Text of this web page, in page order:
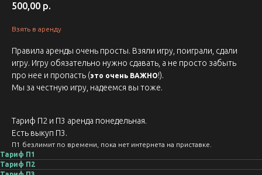
500,00 р.
Взять в аренду
Правила аренды очень просты. Взяли игру, поиграли, сдали
игру. Игру обязательно нужно сдавать, а не просто забыть
про нее и пропасть (это очень ВАЖНО!).
Мы за честную игру, надеемся вы тоже.
Тариф П2 и П3 аренда понедельная.
Есть выкуп П3.
П1 безлимит по времени, пока нет интернета на приставке.
Тариф П1
Тариф П2